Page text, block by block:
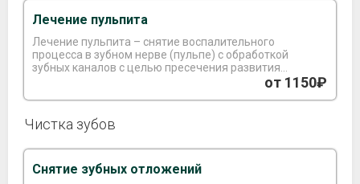
Лечение пульпита
Лечение пульпита – снятие воспалительного
процесса в зубном нерве (пульпе) с обработкой
зубных каналов с целью пресечения развития
от 1150₽
Чистка зубов
Снятие зубных отложений